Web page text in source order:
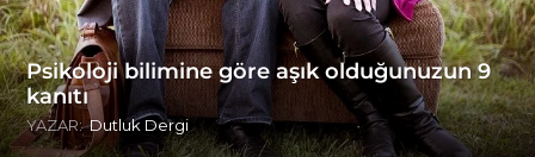
Psikoloji bilimine göre aşık olduğunuzun 9
kanıtı
YAZAR: Dutluk Dergi